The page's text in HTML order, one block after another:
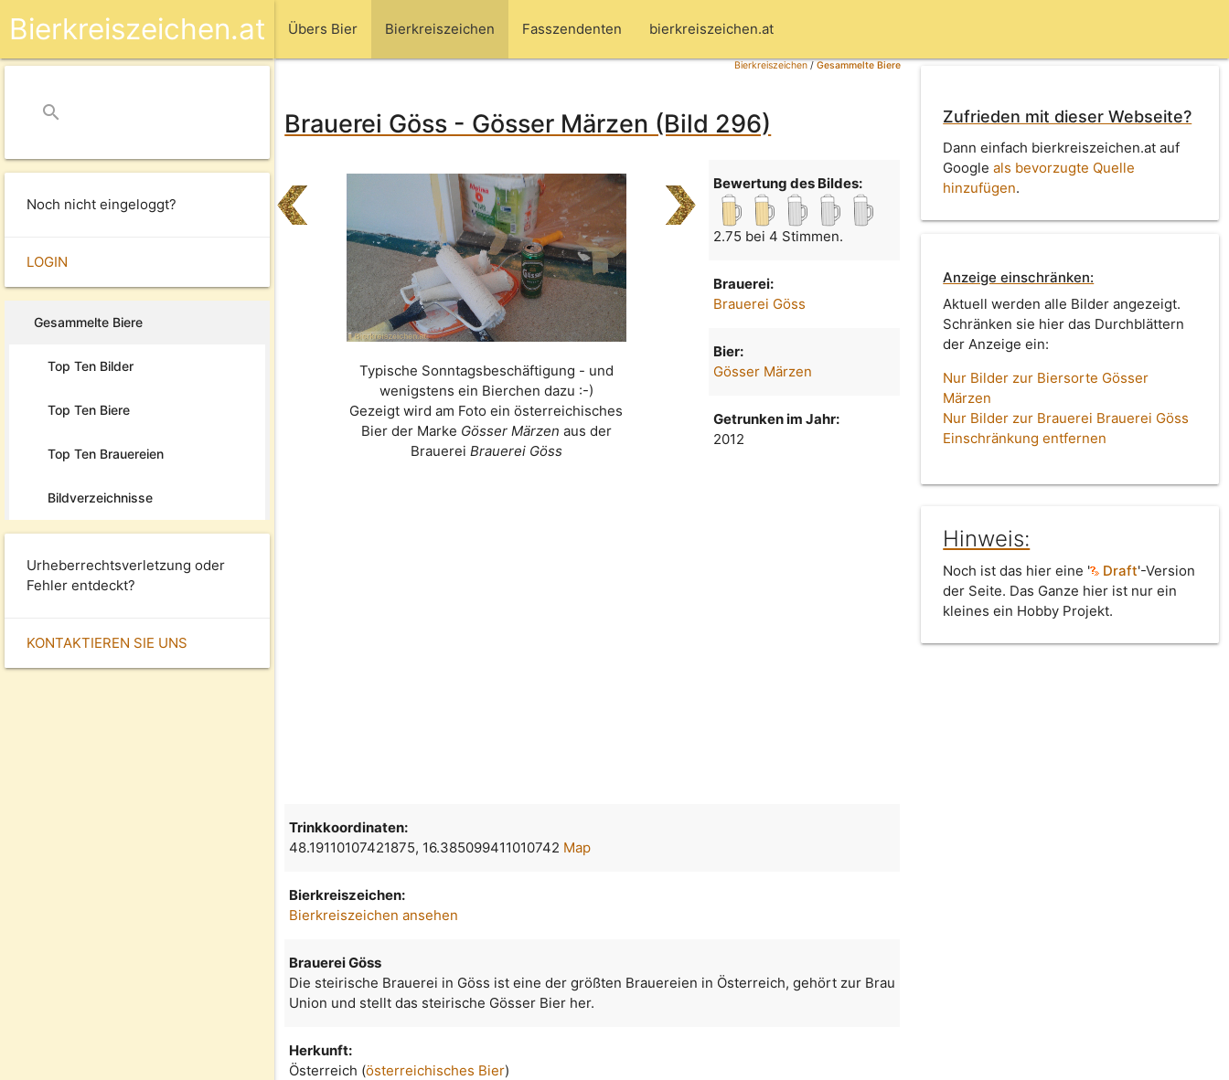
Übers Bier Bierkreiszeichen Fasszendenten bierkreiszeichen.at
Bierkreiszeichen.at
search
Noch nicht eingeloggt?
LOGIN
Gesammelte Biere
Top Ten Bilder
Top Ten Biere
Top Ten Brauereien
Bildverzeichnisse
Urheberrechtsverletzung oder
Fehler entdeckt?
KONTAKTIEREN SIE UNS
Bierkreiszeichen/Gesammelte Biere
Brauerei Göss - Gösser Märzen (Bild 296)
Typische Sonntagsbeschäftigung - und
wenigstens ein Bierchen dazu :-)
Gezeigt wird am Foto ein österreichisches
Bier der Marke Gösser Märzen aus der
Brauerei Brauerei Göss
Bewertung des Bildes:
2.75 bei 4 Stimmen.
Brauerei:
Brauerei Göss
Bier:
Gösser Märzen
Getrunken im Jahr:
2012
Zufrieden mit dieser Webseite?
Dann einfach bierkreiszeichen.at auf
Googleals bevorzugte Quelle
hinzufügen.
Anzeige einschränken:
Aktuell werden alle Bilder angezeigt.
Schränken sie hier das Durchblättern
der Anzeige ein:
Nur Bilder zur Biersorte Gösser
Märzen
Nur Bilder zur Brauerei Brauerei Göss
Einschränkung entfernen
Hinweis:
Noch ist das hier eine ' Draft'-Version
der Seite. Das Ganze hier ist nur ein
kleines ein Hobby Projekt.
Trinkkoordinaten:
48.19110107421875, 16.385099411010742 Map
Bierkreiszeichen:
Bierkreiszeichen ansehen
Brauerei Göss
Die steirische Brauerei in Göss ist eine der größten Brauereien in Österreich, gehört zur Brau
Union und stellt das steirische Gösser Bier her.
Herkunft:
Österreich (österreichisches Bier)